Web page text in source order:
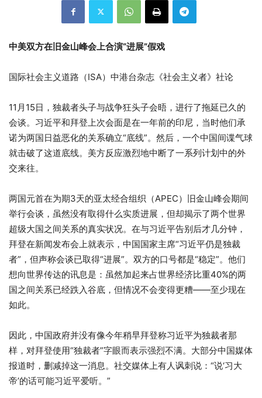
中美双方在旧金山峰会上合演“进展”假戏
国际社会主义道路（ISA）中港台杂志《社会主义者》社论
11月15日，独裁者头子与战争狂头子会晤，进行了拖延已久的
会谈。习近平和拜登上次会面是在一年前的印尼，当时他们承
诺为两国日益恶化的关系确立“底线”。然后，一个中国间谍气球
就击破了这道底线。美方反应激烈地中断了一系列计划中的外
交来往。
两国元首在为期3天的亚太经合组织（APEC）旧金山峰会期间
举行会谈，虽然没有取得什么实质进展，但却揭示了两个世界
超级大国之间关系的真实状况。在与习近平告别后才几分钟，
拜登在新闻发布会上就表示，中国国家主席“习近平仍是独裁
者”，但声称会谈已取得“进展”。双方的口号都是“稳定”。他们
想向世界传达的讯息是：虽然加起来占世界经济比重40%的两
国之间关系已经跌入谷底，但情况不会变得更糟——至少现在
如此。
因此，中国政府并没有像今年稍早拜登称习近平为独裁者那
样，对拜登使用“独裁者”字眼而表示强烈不满。大部分中国媒体
报道时，删减掉这一消息。社交媒体上有人讽刺说：“说‘习大
帝’的话可能习近平爱听。”